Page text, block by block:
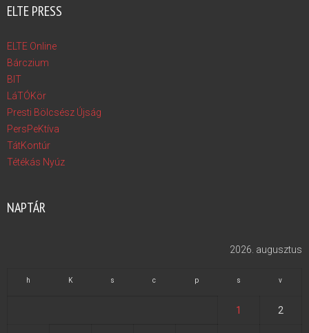
ELTE PRESS
ELTE Online
Bárczium
BIT
LáTÓKör
Presti Bölcsész Újság
PersPeKtíva
TátKontúr
Tétékás Nyúz
NAPTÁR
2026. augusztus
h K s c p s v
1 2